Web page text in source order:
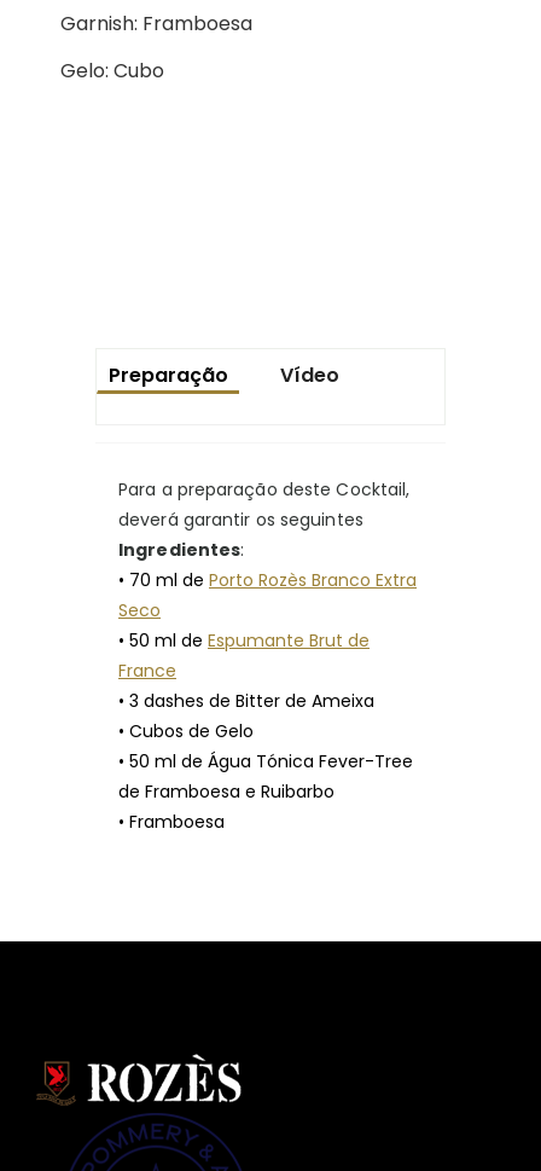
Garnish: Framboesa
Gelo: Cubo
Preparação Vídeo
Para a preparação deste Cocktail,
deverá garantir os seguintes
Ingredientes:
• 70 ml de Porto Rozès Branco Extra
Seco
• 50 ml de Espumante Brut de
France
• 3 dashes de Bitter de Ameixa
• Cubos de Gelo
• 50 ml de Água Tónica Fever-Tree
de Framboesa e Ruibarbo
• Framboesa